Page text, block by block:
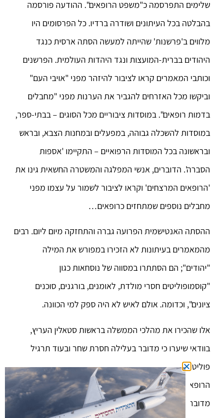
שלימים התפרסמה כ"משפט הרופאים". ההודעה פורסמה
בהבלטה בכל העיתונים ושודרה ברדיו. כל הפרסומים היו
מלווים ב'פרשנות' שהייתה למעשה הסתה ארסית כנגד
היהודים בברית-המועצות ונגד היהדות העולמית. הפרשנים
וכותבי המאמרים קראו לציבור להיזהר מפני "אויבי העם"
וביקשו מכל האזרחים להגביר את הערנות מפני "מחבלים
בדמות רופאים". במוסדות ציבוריים מכל הסוגים – בבתי-ספר,
במוסדות להשכלה גבוהה, במפעלים ובמחנות הצבא, ובראש
ובראשונה בכל המוסדות הרפואיים – התקיימו 'אספות
הסברה'. הדוברים, אנשי המפלגה והמשטרה החשאית גינו את
'הרופאים המרצחים' וקראו לציבור לשמור על עצמו מפני
מחבלים נוספים שמתחזים כרופאים…
ההסתה האנטישמית הפרועה גברה והתחזקה מיום ליום. רבים
מהמאמרים בעיתונות לא הזכירו במפורש את המילה
"יהודים"; הם הסתתרו במסווה של נוסחאות כגון
"קוסמופוליטים חסרי מולדת, לאומנים, בורגנים, סוכנים
ציונים", וכדומה. אולם לאיש לא היה ספק למי הכוונה.
אלו שהכירו את מהלכי הממשלה בראשות סטאלין העריץ,
בוודאי שיערו כי מדובר בעלילה חסרת שחר ובעוד תרגיל
פוליטי של הצורר. גם רופאים בכירים רבים שהכירו את
הרופאים היהודים העצורים היכרות אישית, ידעו בוודאות כי
מדובר בעלילת-כזבים. הם ידעו היטב שכל העצורים חפים